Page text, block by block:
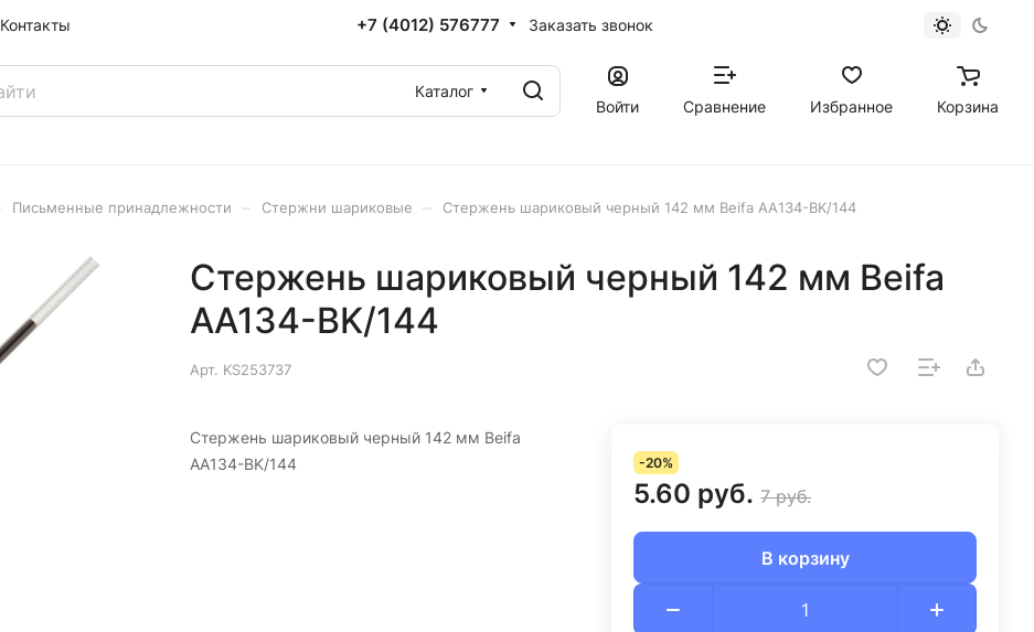
Контакты +7 (4012) 576777 Заказать звонок
Каталог
Войти
Сравнение Избранное Корзина
Письменные принадлежности Стержни шариковые Стержень шариковый черный 142 мм Beifa AA134-BK/144
Стержень шариковый черный 142 мм Beifa
AA134-BK/144
Арт. KS253737
Стержень шариковый черный 142 мм Beifa
AA134-BK/144
-20%
5.60 руб. 7 руб.
В корзину